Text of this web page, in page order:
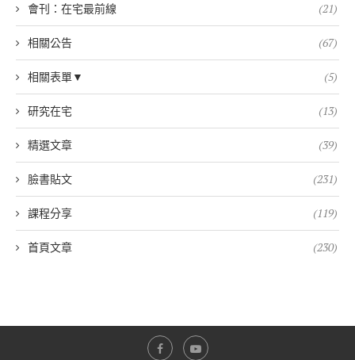
會刊：在宅最前線 (21)
相關公告 (67)
相關表單▼ (5)
研究在宅 (13)
精選文章 (39)
臉書貼文 (231)
課程分享 (119)
首頁文章 (230)